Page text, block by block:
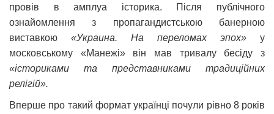
провів в амплуа історика. Після публічного
ознайомлення з пропагандистською банерною
виставкою «Украина. На переломах эпох» у
московському «Манежі» він мав тривалу бесіду з
«істориками та представниками традиційних
релігій».
Вперше про такий формат українці почули рівно 8 років